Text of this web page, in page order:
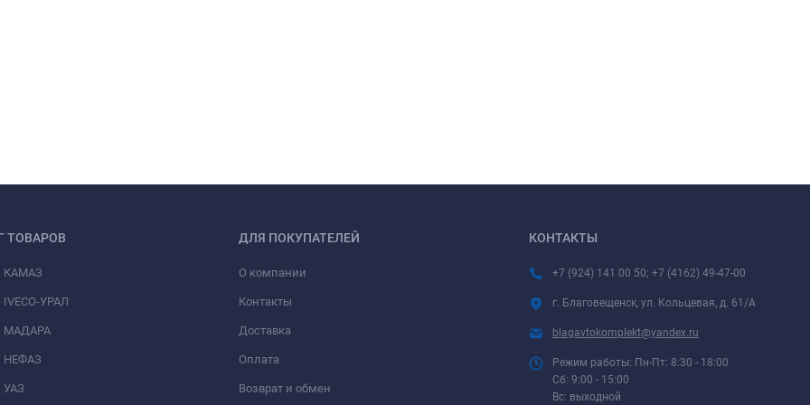
ТОВАРОВ
КАМАЗ
УРАЛ
МАДАРА
НЕФАЗ
УАЗ
ДЛЯ ПОКУПАТЕЛЕЙ
О компании
Контакты
Доставка
Оплата
Возврат и обмен
КОНТАКТЫ
+7 (924) 141 00 50; +7 (4162) 49-47-00
г. Благовещенск, ул. Кольцевая, д. 61/А
blagavtokomplekt@yandex.ru
Режим работы: Пн-Пт: 8:30 - 18:00
Сб: 9:00 - 15:00
Вс: выходной